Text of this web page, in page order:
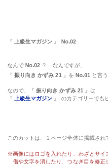
『 上級生マガジン 』 No.02
なんで No.02 ？ なんですが、
『振り向き かずみ 21 』を No.01 と言
なので、『振り向き かずみ 21』は
『上級生マガジン 』 のカテゴリーでも
このカットは、１ページ全体に掲載され
※画像にはロゴを入れたり、わざとサイ
傷や文字を消したり、つなぎ目を修正